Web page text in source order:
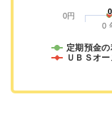
0
0
定期預金の
ＵＢＳオ
0
0円